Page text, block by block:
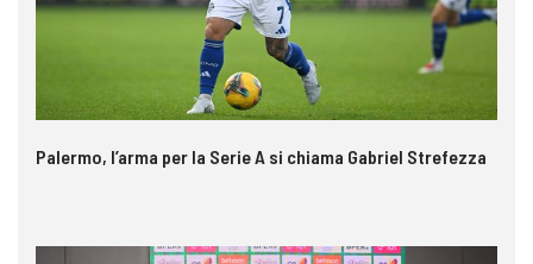
Palermo, l’arma per la Serie A si chiama Gabriel Strefezza